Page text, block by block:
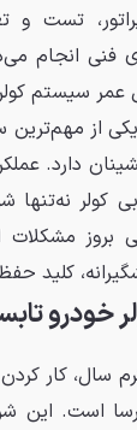
تست
فنی انجام
عمر سیستم
یکی از
دارد.
کولر نه‌تنها
بروز مشکلات
کلید
خودرو
سال، کار
است. این